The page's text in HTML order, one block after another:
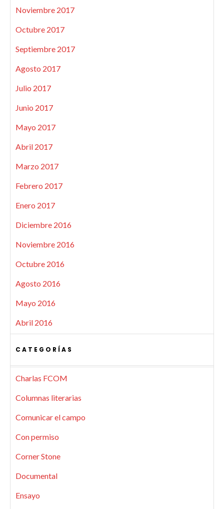
Noviembre 2017
Octubre 2017
Septiembre 2017
Agosto 2017
Julio 2017
Junio 2017
Mayo 2017
Abril 2017
Marzo 2017
Febrero 2017
Enero 2017
Diciembre 2016
Noviembre 2016
Octubre 2016
Agosto 2016
Mayo 2016
Abril 2016
CATEGORÍAS
Charlas FCOM
Columnas literarias
Comunicar el campo
Con permiso
Corner Stone
Documental
Ensayo